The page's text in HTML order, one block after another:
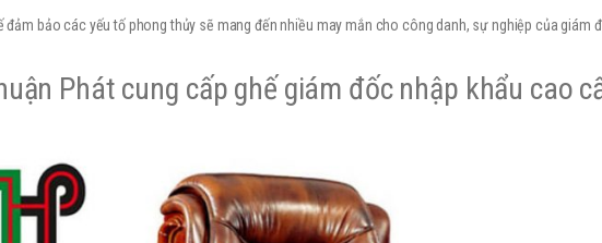
bảo các yếu tố phong thủy sẽ mang đến nhiều may mắn cho công danh, sự nghiệp của giám
Phát cung cấp ghế giám đốc nhập khẩu cao